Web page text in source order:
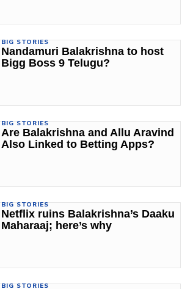
BIG STORIES
Nandamuri Balakrishna to host
Bigg Boss 9 Telugu?
BIG STORIES
Are Balakrishna and Allu Aravind
Also Linked to Betting Apps?
BIG STORIES
Netflix ruins Balakrishna’s Daaku
Maharaaj; here’s why
BIG STORIES